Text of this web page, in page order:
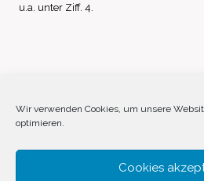
Wir verwenden Cookies, um unsere
optimieren.
Cookies
u.a. unter Ziff. 4.
Impressum